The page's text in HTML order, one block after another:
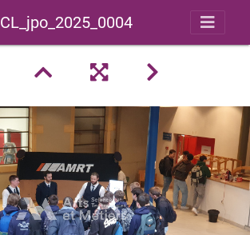
CL_jpo_2025_0004